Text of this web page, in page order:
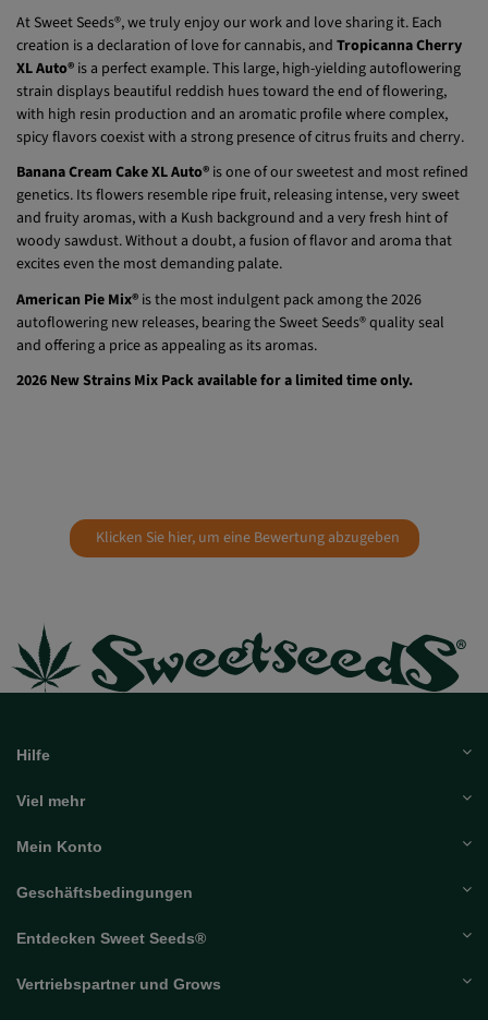
At Sweet Seeds®, we truly enjoy our work and love sharing it. Each
creation is a declaration of love for cannabis, and Tropicanna Cherry
XL Auto® is a perfect example. This large, high-yielding autoflowering
strain displays beautiful reddish hues toward the end of flowering,
with high resin production and an aromatic profile where complex,
spicy flavors coexist with a strong presence of citrus fruits and cherry.
Banana Cream Cake XL Auto® is one of our sweetest and most refined
genetics. Its flowers resemble ripe fruit, releasing intense, very sweet
and fruity aromas, with a Kush background and a very fresh hint of
woody sawdust. Without a doubt, a fusion of flavor and aroma that
excites even the most demanding palate.
American Pie Mix® is the most indulgent pack among the 2026
autoflowering new releases, bearing the Sweet Seeds® quality seal
and offering a price as appealing as its aromas.
2026 New Strains Mix Pack available for a limited time only.
Klicken Sie hier, um eine Bewertung abzugeben
Hilfe
Viel mehr
Mein Konto
Geschäftsbedingungen
Entdecken Sweet Seeds®
Vertriebspartner und Grows